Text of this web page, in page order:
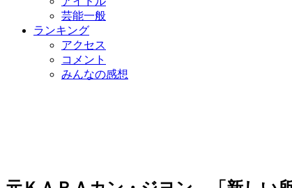
芸能一般
ランキング
アクセス
コメント
みんなの感想